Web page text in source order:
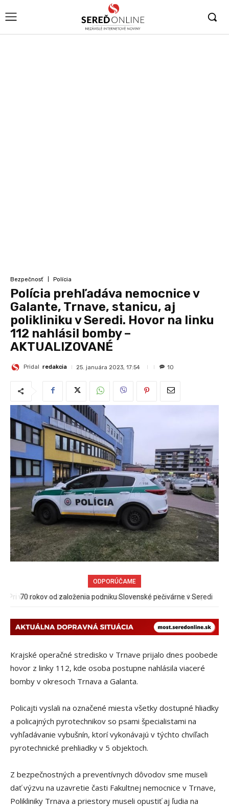
Bezpečnosť Polícia
Polícia prehľadáva nemocnice v
Galante, Trnave, stanicu, aj
polikliniku v Seredi. Hovor na linku
112 nahlásil bomby –
AKTUALIZOVANÉ
Pridal redakcia 25. januára 2023, 17:54 10
ODPORÚČAME
70 rokov od založenia podniku Slovenské pečivárne v Seredi
Krajské operačné stredisko v Trnave prijalo dnes poobede
hovor z linky 112, kde osoba postupne nahlásila viaceré
bomby v okresoch Trnava a Galanta.
Policajti vyslali na označené miesta všetky dostupné hliadky
a policajných pyrotechnikov so psami špecialistami na
vyhľadávanie vybušnín, ktorí vykonávajú v týchto chvíľach
pyrotechnické prehliadky v 5 objektoch.
Z bezpečnostných a preventívnych dôvodov sme museli
dať výzvu na uzavretie časti Fakultnej nemocnice v Trnave,
Polikliniky Trnava a priestory museli opustiť aj ľudia na